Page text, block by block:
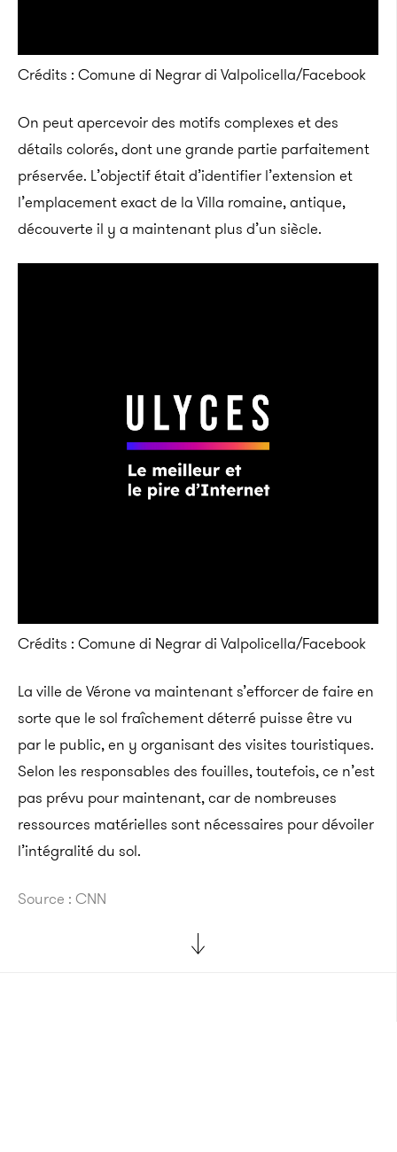
Crédits : Comune di Negrar di Valpolicella/Facebook
On peut apercevoir des motifs complexes et des
détails colorés, dont une grande partie parfaitement
préservée. L’objectif était d’identifier l’extension et
l’emplacement exact de la Villa romaine, antique,
découverte il y a maintenant plus d’un siècle.
Crédits : Comune di Negrar di Valpolicella/Facebook
La ville de Vérone va maintenant s’efforcer de faire en
sorte que le sol fraîchement déterré puisse être vu
par le public, en y organisant des visites touristiques.
Selon les responsables des fouilles, toutefois, ce n’est
pas prévu pour maintenant, car de nombreuses
ressources matérielles sont nécessaires pour dévoiler
l’intégralité du sol.
Source : CNN